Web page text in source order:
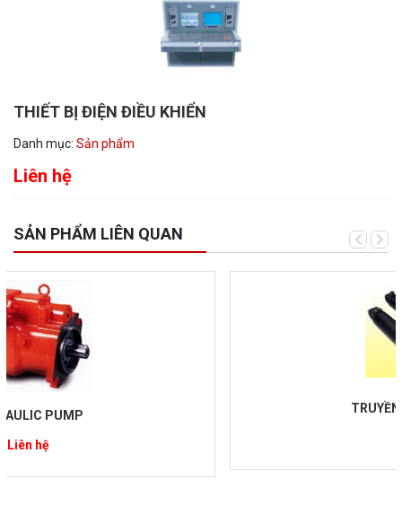
THIẾT BỊ ĐIỆN ĐIỀU KHIỂN
Danh mục: Sản phẩm
Liên hệ
SẢN PHẨM LIÊN QUAN